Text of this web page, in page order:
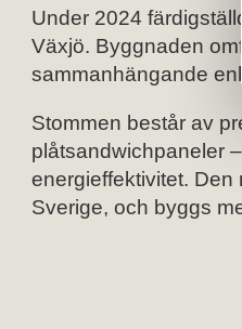
c
k
e
Under 2024
Växjö. Byggnaden
sammanhängande
Stommen består av
plåtsandwichpaneler
energieffektivitet.
Sverige, och byggs